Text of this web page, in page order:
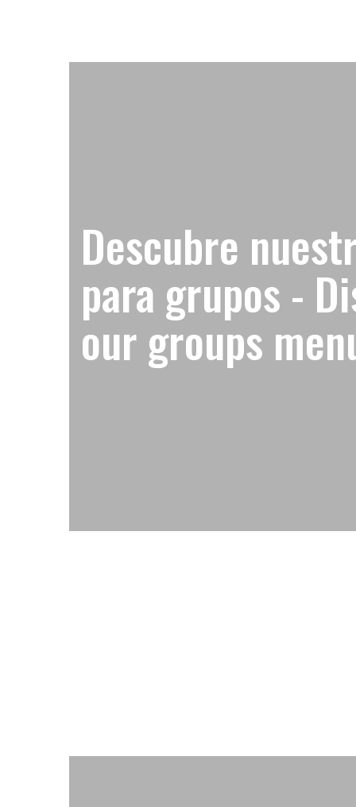
Descubre
para grupos -
our groups